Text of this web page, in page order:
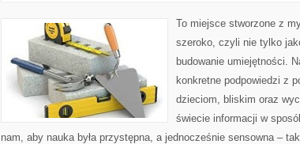
To miejsce stworzone z
szeroko, czyli nie tylko
budowanie umiejętności.
konkretne podpowiedzi z
dzieciom, bliskim oraz
świecie informacji w
nam, aby nauka była przystępna, a jednocześnie sensowna –